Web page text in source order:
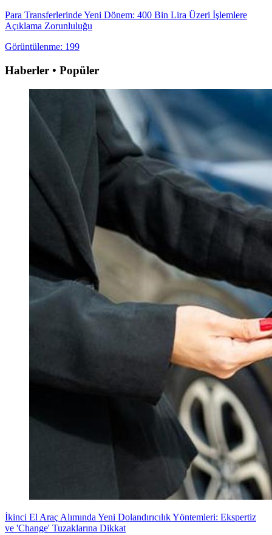
Para Transferlerinde Yeni Dönem: 400 Bin Lira Üzeri İşlemlere
Açıklama Zorunluluğu
Görüntülenme: 199
Haberler • Popüler
İkinci El Araç Alımında Yeni Dolandırıcılık Yöntemleri: Ekspertiz
ve 'Change' Tuzaklarına Dikkat